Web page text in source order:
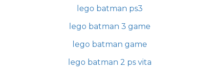
lego batman ps3
lego batman 3 game
lego batman game
lego batman 2 ps vita